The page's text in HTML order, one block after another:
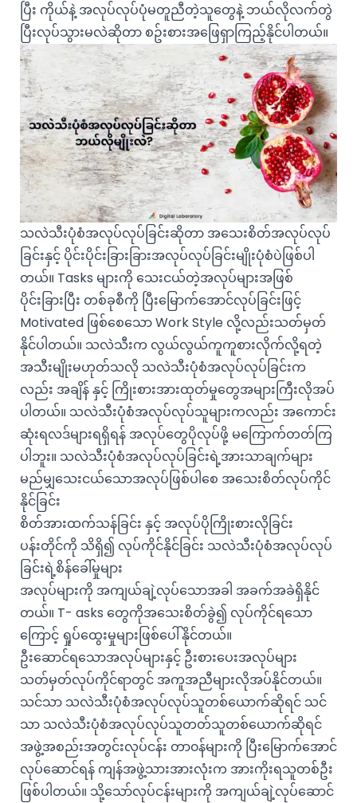
ပြီး ကိုယ်နဲ့ အလုပ်လုပ်ပုံမတူညီတဲ့သူတွေနဲ့ ဘယ်လိုလက်တွဲ
ပြီးလုပ်သွားမလဲဆိုတာ စဥ်းစားအဖြေရှာကြည့်နိုင်ပါတယ်။
သလဲသီးပုံစံအလုပ်လုပ်ခြင်းဆိုတာ အသေးစိတ်အလုပ်လုပ်
ခြင်းနှင့် ပိုင်းပိုင်းခြားခြားအလုပ်လုပ်ခြင်းမျိုးပုံစံပဲဖြစ်ပါ
တယ်။ Tasks များကို သေးငယ်တဲ့အလုပ်များအဖြစ်
ပိုင်းခြားပြီး တစ်ခုစီကို ပြီးမြောက်အောင်လုပ်ခြင်းဖြင့်
Motivated ဖြစ်စေသော Work Style လို့လည်းသတ်မှတ်
နိုင်ပါတယ်။ သလဲသီးက လွယ်လွယ်ကူကူစားလိုက်လို့ရတဲ့
အသီးမျိုးမဟုတ်သလို သလဲသီးပုံစံအလုပ်လုပ်ခြင်းက
လည်း အချိန် နှင့် ကြိုးစားအားထုတ်မှုတွေအများကြီးလိုအပ်
ပါတယ်။ သလဲသီးပုံစံအလုပ်လုပ်သူများကလည်း အကောင်း
ဆုံးရလဒ်များရရှိရန် အလုပ်တွေပိုလုပ်ဖို့ မကြောက်တတ်ကြ
ပါဘူး။ သလဲသီးပုံစံအလုပ်လုပ်ခြင်းရဲ့အားသာချက်များ
မည်မျှသေးငယ်သောအလုပ်ဖြစ်ပါစေ အသေးစိတ်လုပ်ကိုင်
နိုင်ခြင်း
စိတ်အားထက်သန်ခြင်း နှင့် အလုပ်ပိုကြိုးစားလိုခြင်း
ပန်းတိုင်ကို သိရှိ၍ လုပ်ကိုင်နိုင်ခြင်း သလဲသီးပုံစံအလုပ်လုပ်
ခြင်းရဲ့စိန်ခေါ်မှုများ
အလုပ်များကို အကျယ်ချဲ့လုပ်သောအခါ အခက်အခဲရှိနိုင်
တယ်။ T- asks တွေကိုအသေးစိတ်ခွဲ၍ လုပ်ကိုင်ရသော
ကြောင့် ရှုပ်ထွေးမှုများဖြစ်ပေါ်နိုင်တယ်။
ဦးဆောင်ရသောအလုပ်များနှင့် ဦးစားပေးအလုပ်များ
သတ်မှတ်လုပ်ကိုင်ရာတွင် အကူအညီများလိုအပ်နိုင်တယ်။
သင်သာ သလဲသီးပုံစံအလုပ်လုပ်သူတစ်ယောက်ဆိုရင် သင်
သာ သလဲသီးပုံစံအလုပ်လုပ်သူတတ်သူတစ်ယောက်ဆိုရင်
အဖွဲ့အစည်းအတွင်းလုပ်ငန်း တာ၀န်များကို ပြီးမြောက်အောင်
လုပ်ဆောင်ရန် ကျန်အဖွဲ့သားအားလုံးက အားကိုးရသူတစ်ဦး
ဖြစ်ပါတယ်။ သို့သော်လုပ်ငန်းများကို အကျယ်ချဲ့လုပ်ဆောင်